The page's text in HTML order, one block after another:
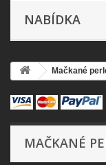
NABÍDKA
Mačkané
MAČKANÉ